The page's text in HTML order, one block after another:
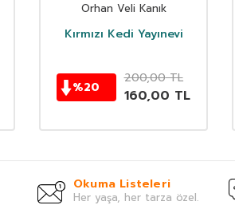
Orhan Veli Kanık
Kırmızı Kedi Yayınevi
%20
200,00TL
160,00 TL
Okuma Listeleri
Her yaşa, her tarza özel.